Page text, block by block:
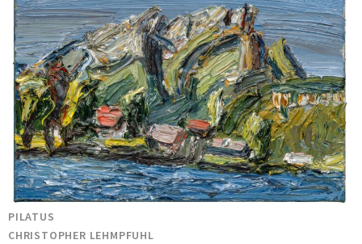
PILATUS
CHRISTOPHER LEHMPFUHL